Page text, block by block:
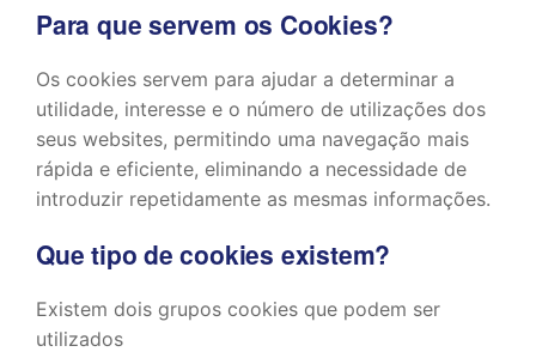
Para que servem os Cookies?
Os cookies servem para ajudar a determinar a
utilidade, interesse e o número de utilizações dos
seus websites, permitindo uma navegação mais
rápida e eficiente, eliminando a necessidade de
introduzir repetidamente as mesmas informações.
Que tipo de cookies existem?
Existem dois grupos cookies que podem ser
utilizados